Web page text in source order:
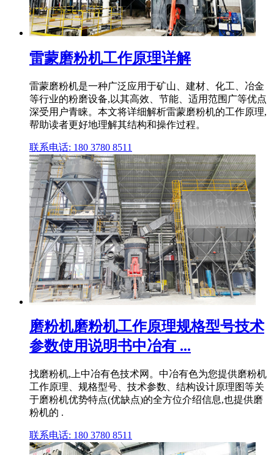
雷蒙磨粉机工作原理详解
雷蒙磨粉机是一种广泛应用于矿山、建材、化工、冶金
等行业的粉磨设备,以其高效、节能、适用范围广等优点
深受用户青睐。本文将详细解析雷蒙磨粉机的工作原理,
帮助读者更好地理解其结构和操作过程。
联系电话: 180 3780 8511
磨粉机磨粉机工作原理规格型号技术
参数使用说明书中冶有 ...
找磨粉机,上中冶有色技术网。中冶有色为您提供磨粉机
工作原理、规格型号、技术参数、结构设计原理图等关
于磨粉机优势特点(优缺点)的全方位介绍信息,也提供磨
粉机的 .
联系电话: 180 3780 8511